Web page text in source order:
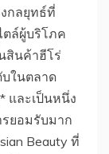
กลยุทธ์ที่
ล์ผู้บริโภค
สินค้าฮีโร่
ในตลาด
และเป็นหนึ่ง
รยอมรับมาก
Beauty ที่